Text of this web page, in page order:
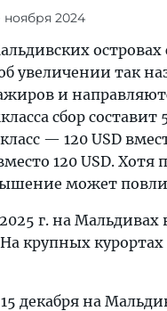
ноября 2024
увеличении так
и
сбор составит
— 120 USD
120 USD.
может
г. на Мальдивах
крупных курортах
декабря на